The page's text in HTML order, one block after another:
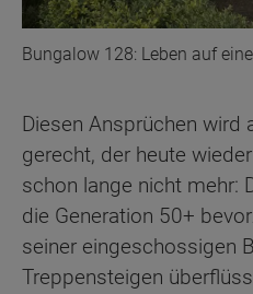
Bungalow 128: Leben auf
Diesen Ansprüchen wird
gerecht, der heute
schon lange nicht mehr:
die Generation 50+
seiner eingeschossigen
Treppensteigen